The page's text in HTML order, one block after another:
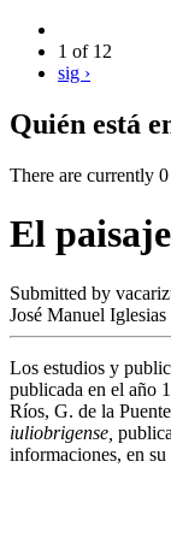
1 of 12
sig ›
Quién está
There are currently
El
Submitted by
José Manuel
Los estudios y
publicada en el año
Ríos, G. de la
iuliobrigense,
informaciones, en su